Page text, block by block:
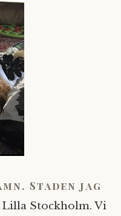
Staden jag
Lilla Stockholm. Vi